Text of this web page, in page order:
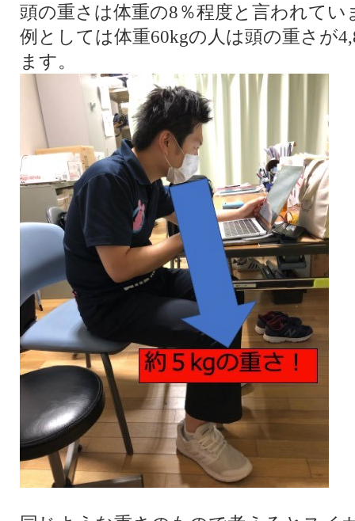
頭の重さは体重の8％程度と言われてい
例としては体重60kgの人は頭の重さが
ます。